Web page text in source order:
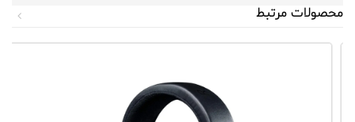
محصولات مرتبط